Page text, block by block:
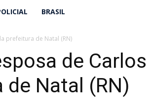
BRASIL
prefeitura de Natal (RN)
de Carlos
Natal (RN)